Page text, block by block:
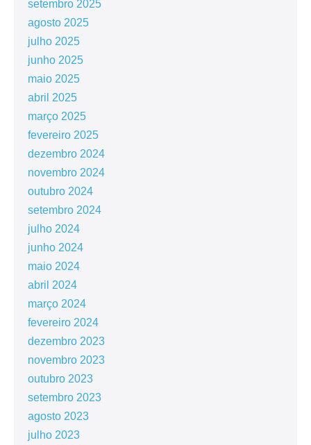
setembro 2025
agosto 2025
julho 2025
junho 2025
maio 2025
abril 2025
março 2025
fevereiro 2025
dezembro 2024
novembro 2024
outubro 2024
setembro 2024
julho 2024
junho 2024
maio 2024
abril 2024
março 2024
fevereiro 2024
dezembro 2023
novembro 2023
outubro 2023
setembro 2023
agosto 2023
julho 2023